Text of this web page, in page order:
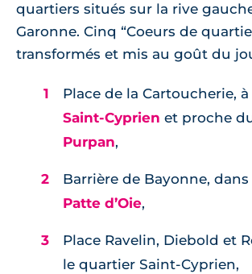
quartiers situés sur la rive
Garonne. Cinq “Coeurs de
transformés et mis au goût du
Place de la Cartoucherie, à
Saint-Cyprien et proche
Purpan,
Barrière de Bayonne,
Patte d’Oie,
Place Ravelin, Diebold et
le quartier Saint-Cyprien,